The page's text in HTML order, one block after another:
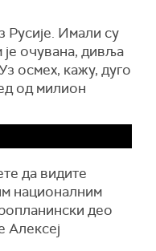
Русије. Имали су
је очувана, дивља
осмех, кажу, дуго
од милион
да видите
националним
део
Алексеј